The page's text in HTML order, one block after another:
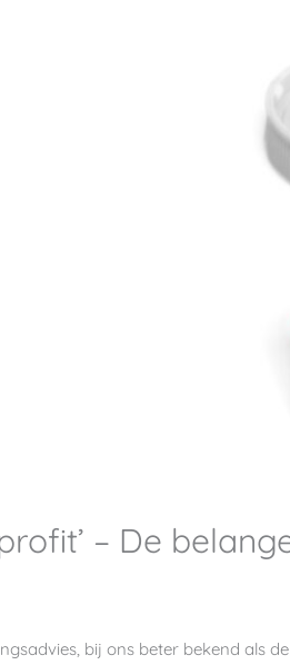
– De
bij ons beter bekend als